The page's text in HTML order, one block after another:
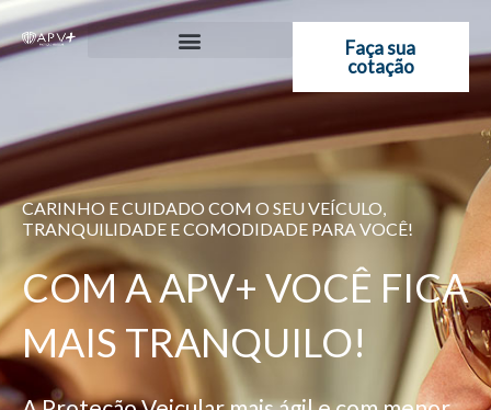
Ir
para
Faça sua
cotação
CARINHO E CUIDADO COM O SEU VEÍCULO,
TRANQUILIDADE E COMODIDADE PARA VOCÊ!
COM A APV+ VOCÊ FICA
MAIS TRANQUILO!